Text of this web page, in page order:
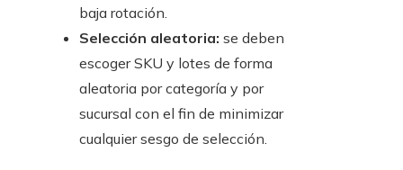
baja rotación.
Selección aleatoria: se deben
escoger SKU y lotes de forma
aleatoria por categoría y por
sucursal con el fin de minimizar
cualquier sesgo de selección.